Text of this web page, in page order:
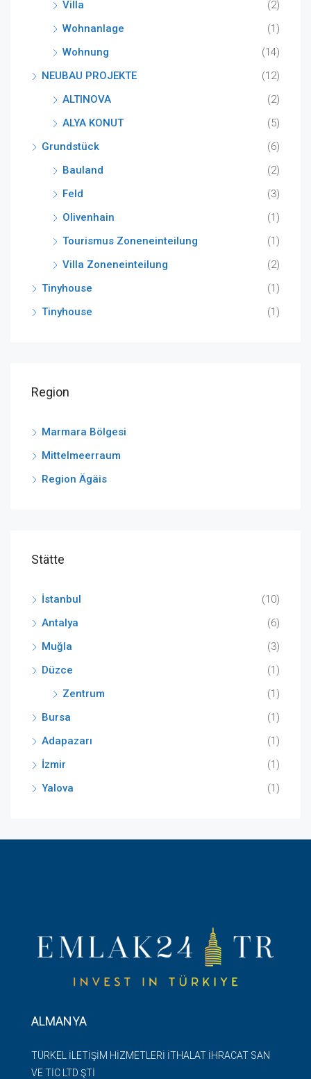
Villa
(2)
Wohnanlage
(1)
Wohnung
(14)
NEUBAU PROJEKTE
(12)
ALTINOVA
(2)
ALYA KONUT
(5)
Grundstück
(6)
Bauland
(2)
Feld
(3)
Olivenhain
(1)
Tourismus Zoneneinteilung
(1)
Villa Zoneneinteilung
(2)
Tinyhouse
(1)
Tinyhouse
(1)
Region
Marmara Bölgesi
Mittelmeerraum
Region Ägäis
Stätte
İstanbul
(10)
Antalya
(6)
Muğla
(3)
Düzce
(1)
Zentrum
(1)
Bursa
(1)
Adapazarı
(1)
İzmir
(1)
Yalova
(1)
ALMANYA
TÜRKEL İLETİŞİM HİZMETLERİ İTHALAT İHRACAT SAN
VE TİC LTD ŞTİ